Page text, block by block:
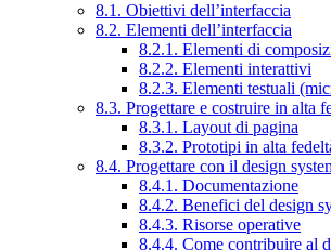
8.1. Obiettivi dell’interfaccia
8.2. Elementi dell’interfaccia
8.2.1. Elementi di
8.2.2. Elementi interattivi
8.2.3. Elementi testuali
8.3. Progettare e costruire in alta
8.3.1. Layout di pagina
8.3.2. Prototipi in alta
8.4. Progettare con il design
8.4.1. Documentazione
8.4.2. Benefici del design
8.4.3. Risorse operative
8.4.4. Come contribuire al